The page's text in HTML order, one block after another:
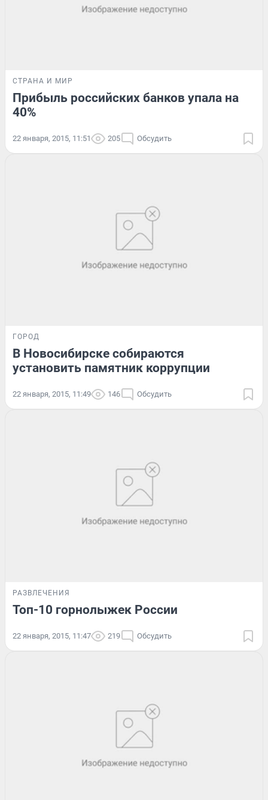
СТРАНА И МИР
Прибыль российских банков упала на
40%
22 января, 2015, 11:51 205 Обсудить
ГОРОД
В Новосибирске собираются
установить памятник коррупции
22 января, 2015, 11:49 146 Обсудить
РАЗВЛЕЧЕНИЯ
Топ-10 горнолыжек России
22 января, 2015, 11:47 219 Обсудить